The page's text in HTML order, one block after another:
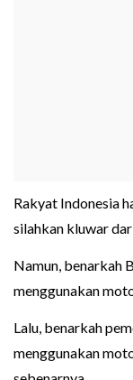
Rakyat Indonesia
silahkan kluwar
Namun, benarkah
menggunakan
Lalu, benarkah
menggunakan